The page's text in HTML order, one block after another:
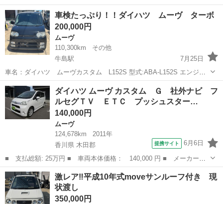
名： ダイハツ ■ 車種名： ムーヴコンテ ■ グレード名： Ｇ
ＮＡＶＩ ナビ テレビ バックカメラ ＥＴＣ アイドリングスト
ップ 電動格...
徳島 阿波市 ムーヴ
車検たっぷり！！ダイハツ ムーヴ ターボ
200,000円
ムーヴ
110,300km
その他
牛島駅
7月25日
車名：ダイハツ ムーヴカスタム L152S 型式:ABA-L152S エンジン
型式:JB 初度登録年月:平成16年3月 走行距離:110300km 車検有効期限:
令和9年9月迄 装備:ステアリングシフト、純正アルミホイール...
徳島 吉野川市 ムーヴ エンジン
ダイハツ ムーヴ カスタム Ｇ 社外ナビ フ
ルセグＴＶ ＥＴＣ プッシュスター…
140,000円
ムーヴ
124,678km
2011年
香川県 木田郡
提携サイト 6月6日
■ 支払総額: 25万円 ■ 車両本体価格： 140,000 円 ■ メーカー
名： ダイハツ ■ 車種名： ムーヴ ■ グレード名： カスタム
Ｇ 社外ナビ フルセグＴＶ ＥＴＣ プッシュスタート スマート
キー アイドリン...
香川 木田郡 ムーヴ
激レア‼️平成10年式moveサンルーフ付き 現
状渡し
350,000円